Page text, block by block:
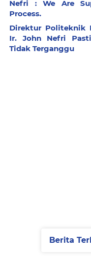
Nefri : We Are
Process.
Direktur Politeknik
Ir. John Nefri
Tidak Terganggu
Berita